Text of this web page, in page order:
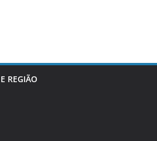
REGIÃO